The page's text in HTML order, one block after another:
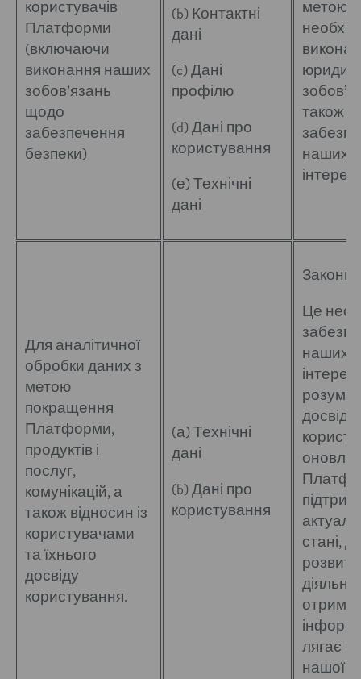
користувачів
Платформи
(включаючи
виконання наших
зобов’язань
щодо
забезпечення
безпеки)
(b) Контактні
дані
(c) Дані
профілю
(d) Дані про
користування
(е) Технічні
дані
метою є
також
наших
Для аналітичної
обробки даних з
метою
покращення
Платформи,
продуктів і
послуг,
комунікацій, а
також відносин із
користувачами
та їхнього
досвіду
користування.
(а) Технічні
дані
(b) Дані про
користування
Це
наших
досвіду
стані,
лягає в
нашої